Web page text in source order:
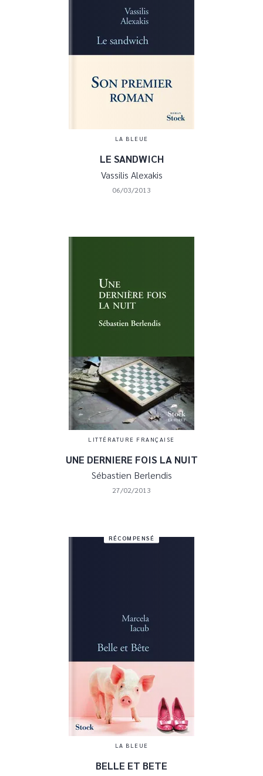
LA BLEUE
LE SANDWICH
Vassilis Alexakis
06/03/2013
LITTÉRATURE FRANÇAISE
UNE DERNIERE FOIS LA NUIT
Sébastien Berlendis
27/02/2013
RÉCOMPENSÉ
LA BLEUE
BELLE ET BETE